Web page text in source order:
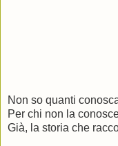
Non so quanti
Per chi non la
Già, la storia che